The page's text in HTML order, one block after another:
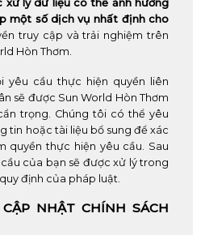
xử lý dữ liệu có thể ảnh hưởng
một số dịch vụ nhất định cho
truy cập và trải nghiệm trên
Hòn Thơm.
yêu cầu thực hiện quyền liên
sẽ được Sun World Hòn Thơm
trọng. Chúng tôi có thể yêu
tin hoặc tài liệu bổ sung để xác
quyền thực hiện yêu cầu. Sau
của bạn sẽ được xử lý trong
định của pháp luật.
NHẬT CHÍNH SÁCH